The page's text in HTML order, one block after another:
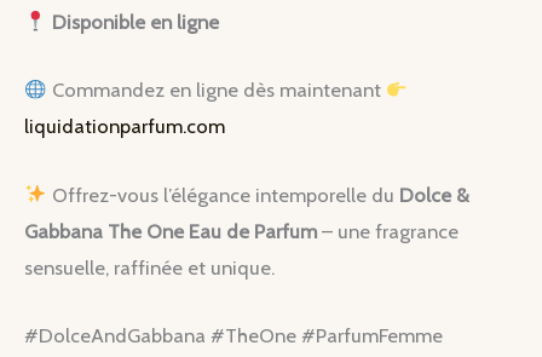
Disponible en ligne
Commandez en ligne dès maintenant
liquidationparfum.com
Offrez-vous l’élégance intemporelle du Dolce &
Gabbana The One Eau de Parfum – une fragrance
sensuelle, raffinée et unique.
#DolceAndGabbana #TheOne #ParfumFemme